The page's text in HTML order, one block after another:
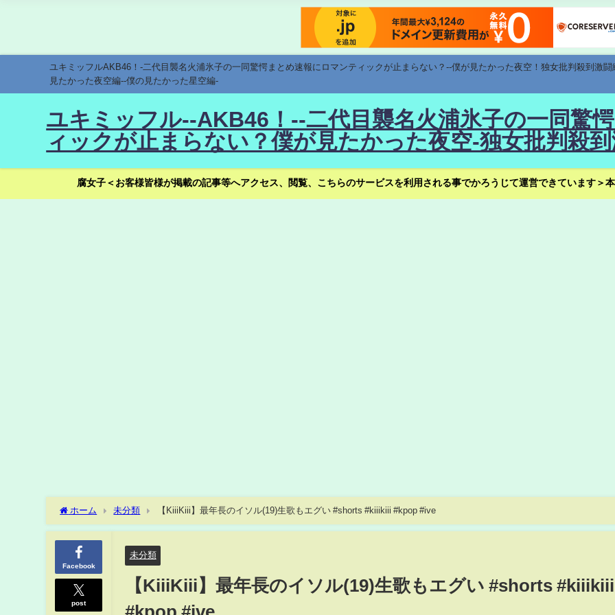
ユキミッフルAKB46！-二代目襲名火浦氷子の一同驚愕まとめ速報にロマンティックが止まらない？--僕が見たかった夜空！独女批判殺到激
見たかった夜空編--僕の見たかった星空編-
ユキミッフル--AKB46！--二代目襲名火浦氷子の一同驚
ィックが止まらない？僕が見たかった夜空-独女批判殺
腐女子＜お客様皆様が掲載の記事等へアクセス、閲覧、こちらのサービスを利用される事でかろうじて運営できています＞
ホーム 未分類 【KiiiKiii】最年長のイソル(19)生歌もエグい #shorts #kiiikiii #kpop #ive
Facebook
post
未分類
【KiiiKiii】最年長のイソル(19)生歌もエグい #shorts #kiiikiii